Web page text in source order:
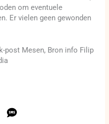
om eventuele
Er vielen geen gewonden
post Mesen, Bron info Filip